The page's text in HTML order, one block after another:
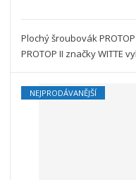
Plochý šroubovák
PROTOP II značky WITTE
NEJPRODÁVANĚJŠÍ